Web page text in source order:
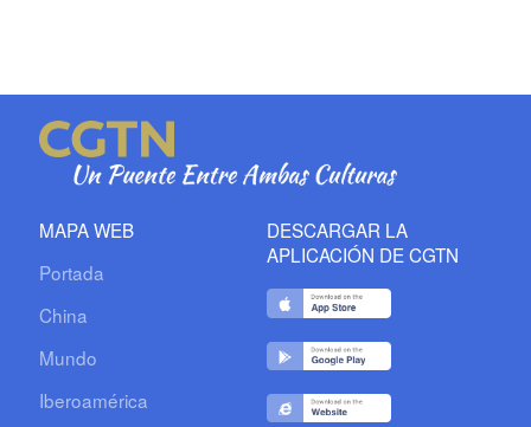
MAPA WEB
Portada
China
Mundo
Iberoamérica
DESCARGAR LA
APLICACIÓN DE CGTN